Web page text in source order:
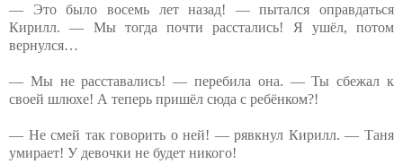
— Это было восемь лет назад! — пытался оправдаться
Кирилл. — Мы тогда почти расстались! Я ушёл, потом
вернулся…
— Мы не расставались! — перебила она. — Ты сбежал к
своей шлюхе! А теперь пришёл сюда с ребёнком?!
— Не смей так говорить о ней! — рявкнул Кирилл. — Таня
умирает! У девочки не будет никого!